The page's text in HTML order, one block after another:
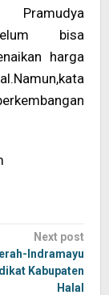
bisa
harga
Next post
Indramayu
Kabupaten
Halal